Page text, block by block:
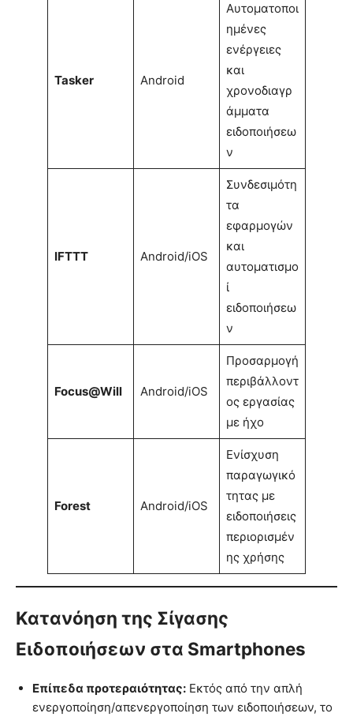
Tasker Android
Αυτοματοποι
ημένες
ενέργειες
και
χρονοδιαγρ
άμματα
ειδοποιήσεω
ν
IFTTT Android/iOS
Συνδεσιμότη
τα
εφαρμογών
και
αυτοματισμο
ί
ειδοποιήσεω
ν
Focus@Will Android/iOS
Προσαρμογή
περιβάλλοντ
ος εργασίας
με ήχο
Forest Android/iOS
Ενίσχυση
παραγωγικό
τητας με
ειδοποιήσεις
περιορισμέν
ης χρήσης
Κατανόηση της Σίγασης
Ειδοποιήσεων στα Smartphones
Επίπεδα προτεραιότητας: Εκτός από την απλή
ενεργοποίηση/απενεργοποίηση των ειδοποιήσεων, το